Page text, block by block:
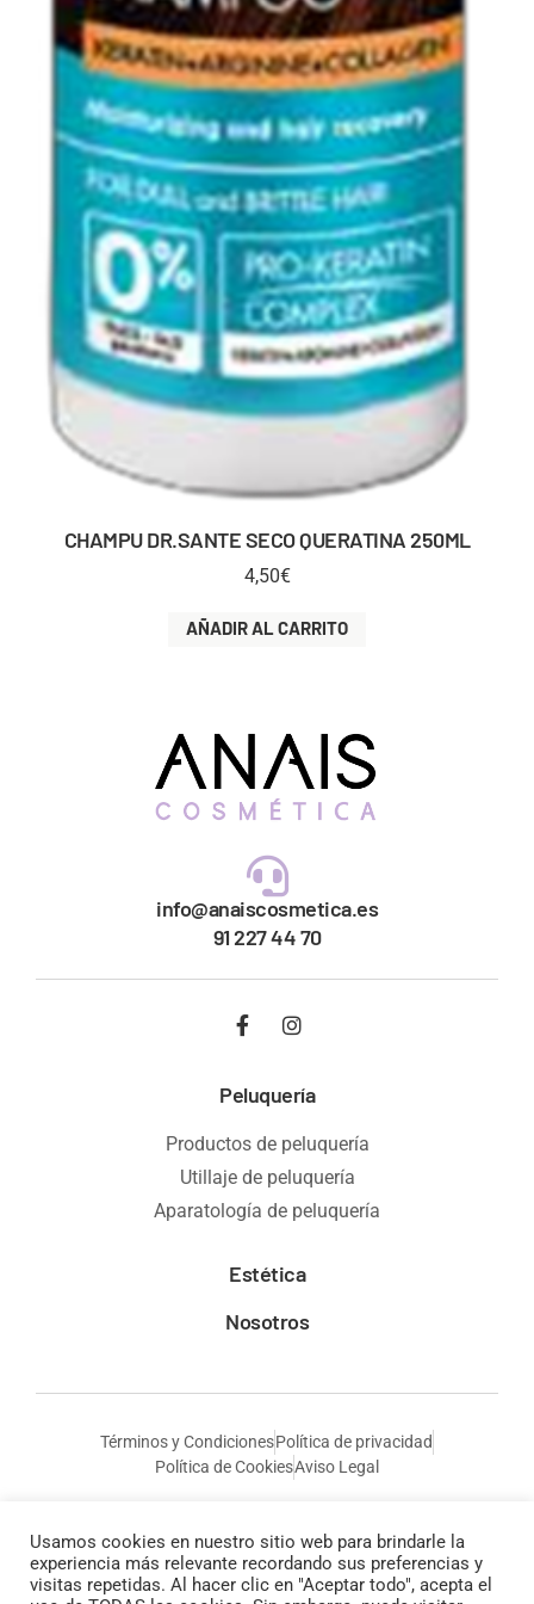
CHAMPU DR.SANTE SECO QUERATINA 250ML
4,50€
AÑADIR AL CARRITO
info@anaiscosmetica.es
91 227 44 70
Peluquería
Productos de peluquería
Utillaje de peluquería
Aparatología de peluquería
Estética
Nosotros
Términos y CondicionesPolítica de privacidad
Política de CookiesAviso Legal
Usamos cookies en nuestro sitio web para brindarle la
experiencia más relevante recordando sus preferencias y
visitas repetidas. Al hacer clic en "Aceptar todo", acepta el